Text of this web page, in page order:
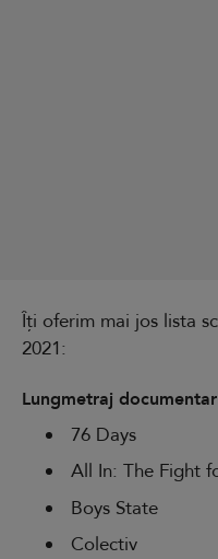
Îți oferim mai jos lista
2021:
Lungmetraj documentar
76 Days
All In: The Fight
Boys State
Colectiv